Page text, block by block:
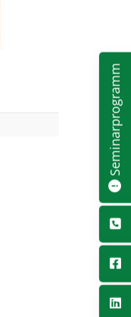
Seminarprogramm